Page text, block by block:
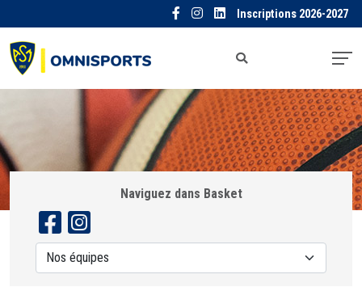
Inscriptions 2026-2027
Naviguez dans Basket